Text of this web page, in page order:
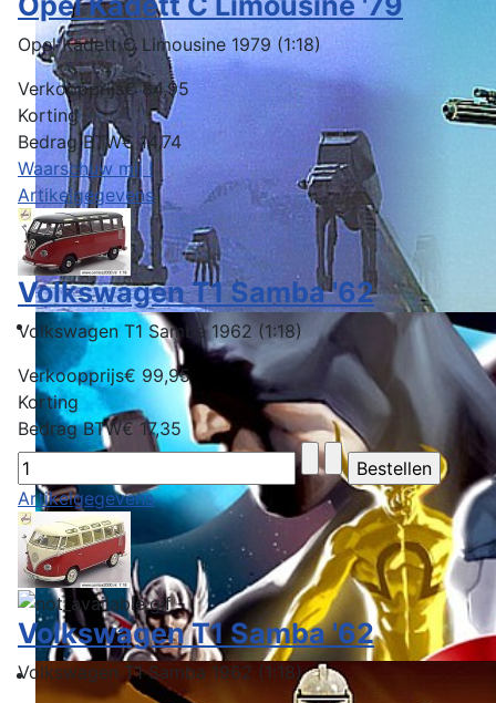
Opel Kadett C Limousine 1979 (1:18)
Verkoopprijs € 84,95
Korting
Bedrag BTW€ 14,74
Waarschuw mij !
Artikelgegevens
Volkswagen T1 Samba '62
Volkswagen T1 Samba 1962 (1:18)
Verkoopprijs€ 99,95
Korting
Bedrag BTW€ 17,35
Artikelgegevens
Volkswagen T1 Samba '62
Volkswagen T1 Samba 1962 (1:18)